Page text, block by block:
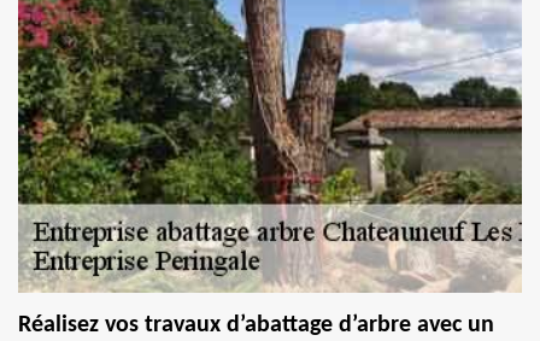
Réalisez vos travaux d’abattage d’arbre avec un